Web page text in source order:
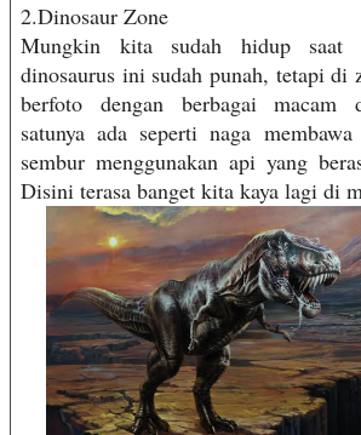
2.Dinosaur Zone
Mungkin kita sudah hidup saat
dinosaurus ini sudah punah, tetapi di
berfoto dengan berbagai macam
satunya ada seperti naga
sembur menggunakan api yang
Disini terasa banget kita kaya lagi di